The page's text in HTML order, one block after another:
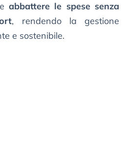
abbattere le spese senza
, rendendo la gestione
e sostenibile.